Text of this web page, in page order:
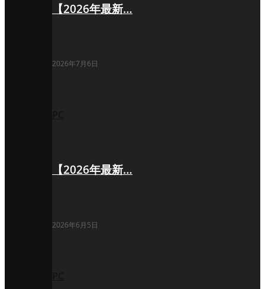
【2026年最新…
2026年7月6日
【2026年最新…
2026年6月5日